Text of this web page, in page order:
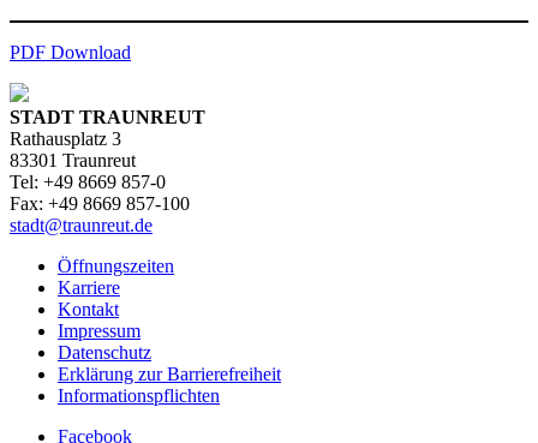
Waldnaab)
PDF Download
STADT TRAUNREUT
Rathausplatz 3
83301 Traunreut
Tel: +49 8669 857-0
Fax: +49 8669 857-100
stadt@traunreut.de
Öffnungszeiten
Karriere
Kontakt
Impressum
Datenschutz
Erklärung zur Barrierefreiheit
Informationspflichten
Facebook